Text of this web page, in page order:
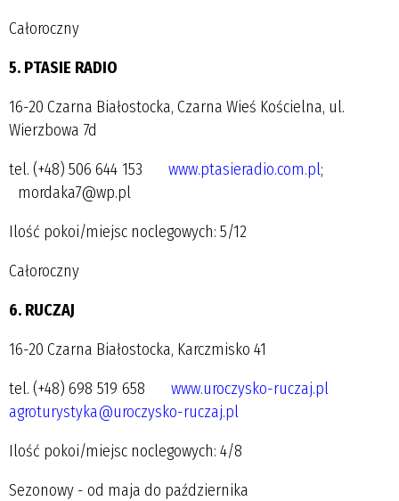
Całoroczny
5. PTASIE RADIO
16-20 Czarna Białostocka, Czarna Wieś Kościelna, ul.
Wierzbowa 7d
tel. (+48) 506 644 153 www.ptasieradio.com.pl;
mordaka7@wp.pl
Ilość pokoi/miejsc noclegowych: 5/12
Całoroczny
6. RUCZAJ
16-20 Czarna Białostocka, Karczmisko 41
tel. (+48) 698 519 658 www.uroczysko-ruczaj.pl
agroturystyka@uroczysko-ruczaj.pl
Ilość pokoi/miejsc noclegowych: 4/8
Sezonowy - od maja do października